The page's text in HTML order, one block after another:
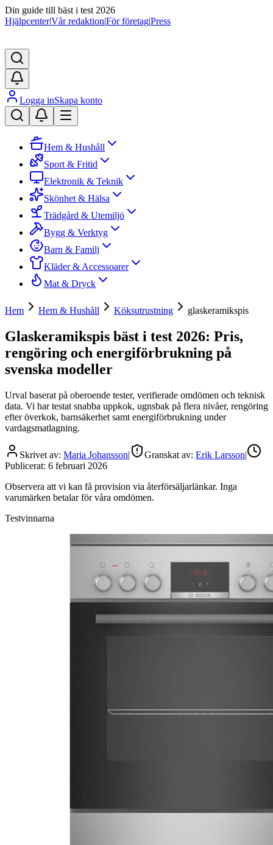
Din guide till bäst i test 2026
Hjälpcenter|Vår redaktion|För företag|Press
Logga inSkapa konto
Hem & Hushåll
Sport & Fritid
Elektronik & Teknik
Skönhet & Hälsa
Trädgård & Utemiljö
Bygg & Verktyg
Barn & Familj
Kläder & Accessoarer
Mat & Dryck
Hem Hem & Hushåll Köksutrustning glaskeramikspis
Glaskeramikspis bäst i test 2026: Pris,
rengöring och energiförbrukning på
svenska modeller
Urval baserat på oberoende tester, verifierade omdömen och teknisk
data. Vi har testat snabba uppkok, ugnsbak på flera nivåer, rengöring
efter överkok, barnsäkerhet samt energiförbrukning under
vardagsmatlagning.
Skrivet av: Maria Johansson| Granskat av: Erik Larsson|
Publicerat: 6 februari 2026
Observera att vi kan få provision via återförsäljarlänkar. Inga
varumärken betalar för våra omdömen.
Testvinnarna